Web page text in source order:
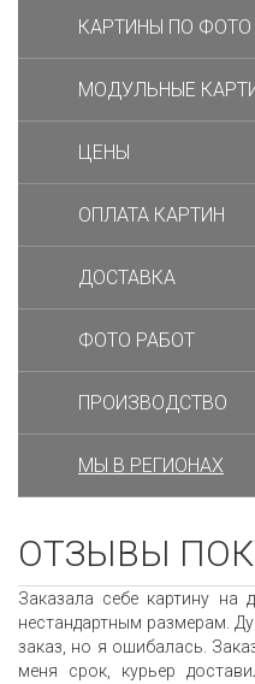
КАРТИНЫ ПО ФОТО
МОДУЛЬНЫЕ
ЦЕНЫ
ОПЛАТА КАРТИН
ДОСТАВКА
ФОТО РАБОТ
ПРОИЗВОДСТВО
МЫ В РЕГИОНАХ
ОТЗЫВЫ
Заказала себе картину
нестандартным размерам.
заказ, но я ошибалась.
меня срок, курьер